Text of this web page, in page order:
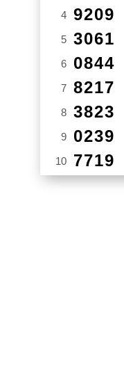
4 9209
5 3061
6 0844
7 8217
8 3823
9 0239
10 7719